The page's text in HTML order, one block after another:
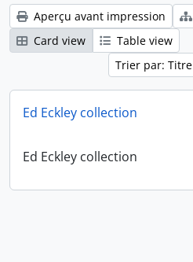
Aperçu avant impression
Card view
Table view
Trier par: Titre
Ed Eckley collection
Ed Eckley collection